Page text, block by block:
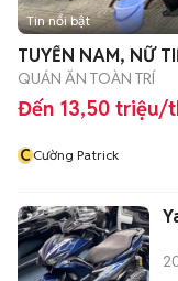
Tin nổi bật
TUYỂN NAM, NỮ
QUÁN ĂN TOÀN TRÍ
Đến 13,50 triệu/
CCường Patrick